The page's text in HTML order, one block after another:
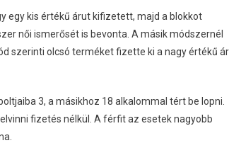
egy kis értékű árut kifizetett, majd a blokkot
női ismerősét is bevonta. A másik módszernél
szerinti olcsó terméket fizette ki a nagy értékű
3, a másikhoz 18 alkalommal tért be lopni.
fizetés nélkül. A férfit az esetek nagyobb